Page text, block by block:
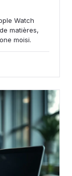
Watch
matières,
moisi.